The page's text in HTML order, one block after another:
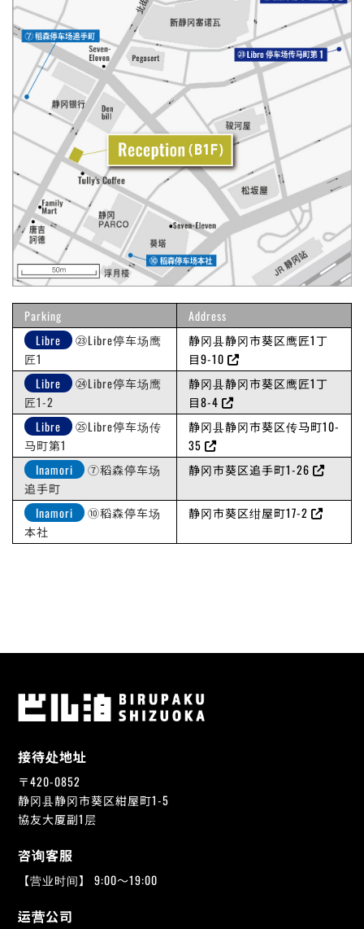
Parking
Address
Libre
㉓Libre停车场鹰
匠1
静冈县静冈市葵区鹰匠1丁
目9-10
Libre
㉔Libre停车场鹰
匠1-2
静冈县静冈市葵区鹰匠1丁
目8-4
Libre
㉕Libre停车场传
马町第1
静冈县静冈市葵区传马町10-
35
Inamori
⑦稻森停车场
追手町
静冈市葵区追手町1-26
Inamori
⑩稻森停车场
本社
静冈市葵区绀屋町17-2
接待处地址
〒420-0852
静冈县静冈市葵区紺屋町1-5
協友大厦副1层
咨询客服
【营业时间】 9:00～19:00
运营公司